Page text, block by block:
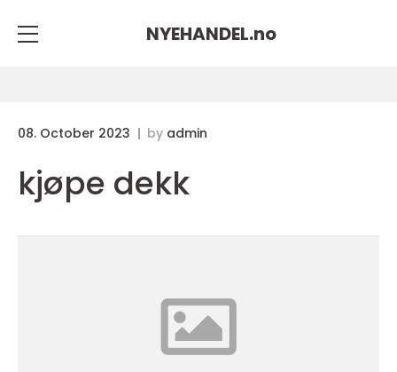
NYEHANDEL.no
08. October 2023 by admin
kjøpe dekk